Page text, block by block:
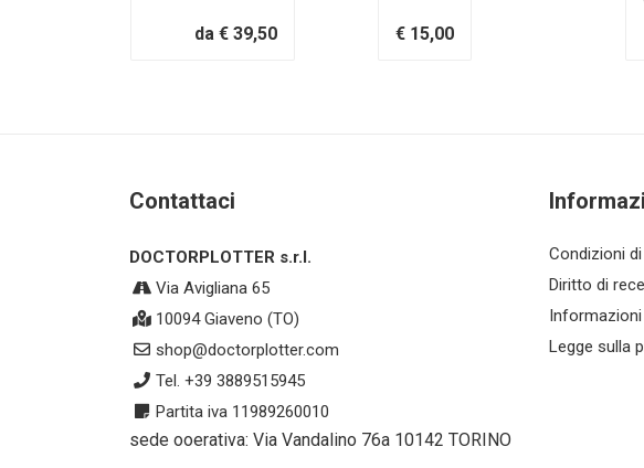
da € 39,50 € 15,00
Contattaci
DOCTORPLOTTER s.r.l.
Via Avigliana 65
10094 Giaveno (TO)
shop@doctorplotter.com
Tel. +39 3889515945
Partita iva 11989260010
sede ooerativa: Via Vandalino 76a 10142 TORINO
Condizioni
Diritto di
Legge sulla